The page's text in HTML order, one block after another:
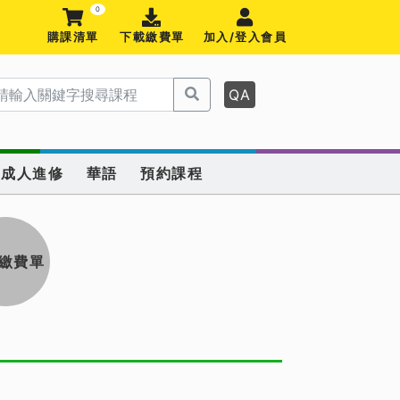
0
購課清單 下載繳費單 加入/登入會員
QA
成人進修 華語 預約課程
費單